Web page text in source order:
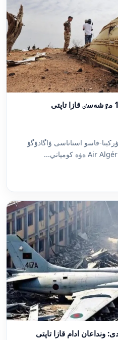
بۋركينا-فاسو استاناسى ۋاگادۋگۋ
ادام قازا تاپتى